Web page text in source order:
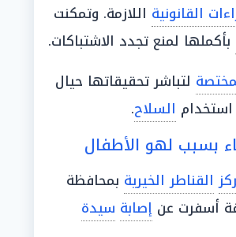
القانونية اللازمة. وتمكنت
بأكملها لمنع تجدد الاشتباكات.
لتباشر تحقيقاتها حيال
السلاح.
بسبب لهو الأطفال
القناطر الخيرية بمحافظة
أسفرت عن إصابة سيدة